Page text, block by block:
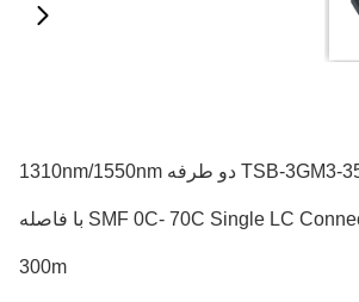
TSB-3GM3-35DCR 3.125G BIDI دو طرفه 1310nm/1550nm
SMF 0C- 70C Single LC Connector Interface با فاصله
300m